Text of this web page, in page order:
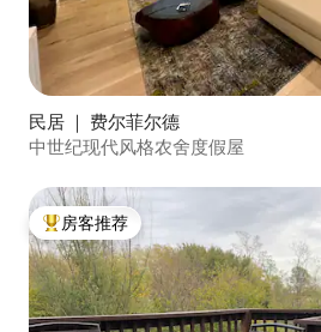
民居 ｜ 费尔菲尔德
中世纪现代风格农舍度假屋
热门「房客推荐」
房客推荐